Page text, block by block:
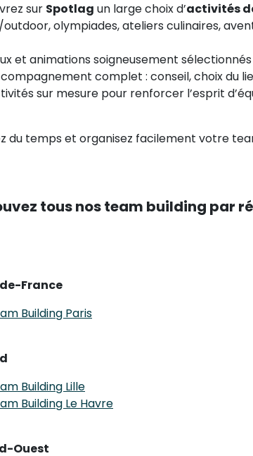
sur Spotlag un large choix d’activités
olympiades, ateliers culinaires,
et animations soigneusement sélectionnés
complet : conseil, choix du
sur mesure pour renforcer l’esprit
du temps et organisez facilement votre
tous nos team building par
France
Building Paris
Building Lille
Building Le Havre
Ouest